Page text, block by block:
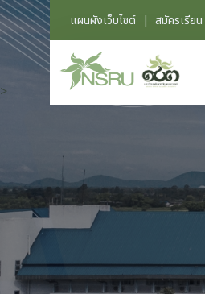
แผนผังเว็บไซต์ | สมัครเรียน
>